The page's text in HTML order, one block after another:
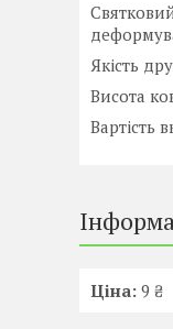
Якість
Висота
Вартість
Ціна: 9 ₴